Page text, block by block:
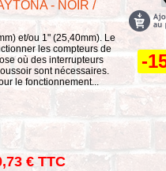
- NOIR /
et/ou 1" (25,40mm). Le
les compteurs de
où des interrupteurs
sont nécessaires.
le fonctionnement...
€ TTC
-